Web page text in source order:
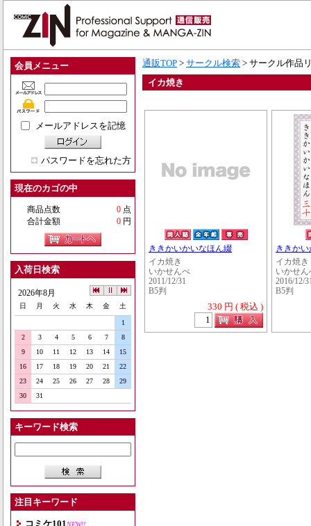
会員メニュー
メールアドレスを記憶
パスワードを忘れた方
現在のカゴの中
商品点数 0 点
合計金額
0 円
入荷日検索
2026年8月
日 月 火 水 木 金 土
1
2
3 4 5 6 7
8
9
10 11 12 13 14
15
16
17 18 19 20 21
22
23
24 25 26 27 28
29
30
31
キーワード検索
注目キーワード
コミケ101 NEW!!
通販TOP > サークル検索 > サークル作品
イカ焼き
ききかいかいなほん綴
イカ焼き
いかせんべ
2011/12/31
B5判
330 円 ( 税込 )
ききか
イカ焼き
いかせん
2016/12/
B5判